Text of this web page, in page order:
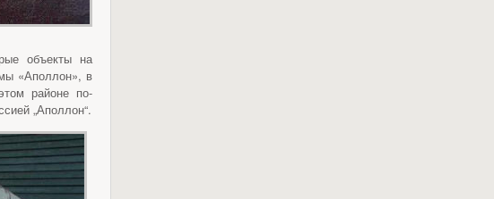
объекты на
«Аполлон», в
районе по-
„Аполлон“.